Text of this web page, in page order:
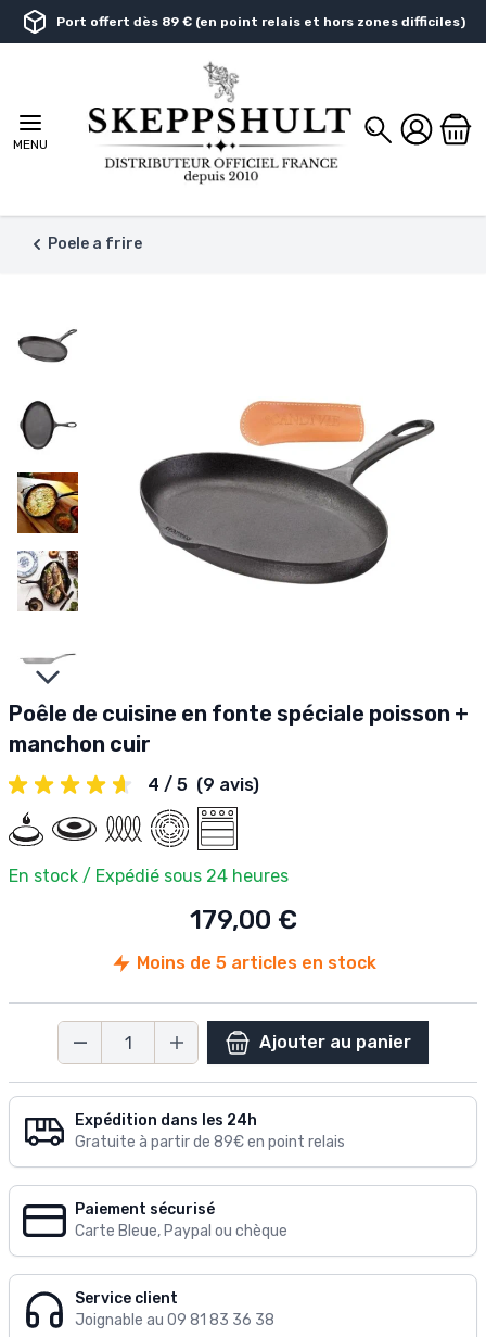
Aller au contenu
Port offert dès 89 € (en point relais et hors zones difficiles)
MENU
Chercher
Poele a frire
Slides suivantes
Poêle de cuisine en fonte spéciale poisson +
manchon cuir
4 / 5 (9 avis)
En stock / Expédié sous 24 heures
179,00 €
Moins de 5 articles en stock
Quantité
Ajouter au panier
Expédition dans les 24h
Gratuite à partir de 89€ en point relais
Paiement sécurisé
Carte Bleue, Paypal ou chèque
Service client
Joignable au 09 81 83 36 38